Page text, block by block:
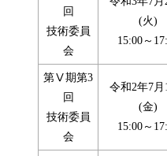
回
技術委員
会
(火)
15:00～
第Ⅴ期第3
回
技術委員
会
令和2年7月
(金)
15:00～